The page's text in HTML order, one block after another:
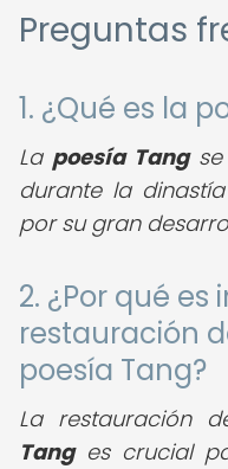
Preguntas
1. ¿Qué es la
La poesía Tangse
durante la
por su gran
2. ¿Por qué
restauración
poesía Tang?
La restauración
Tanges crucial